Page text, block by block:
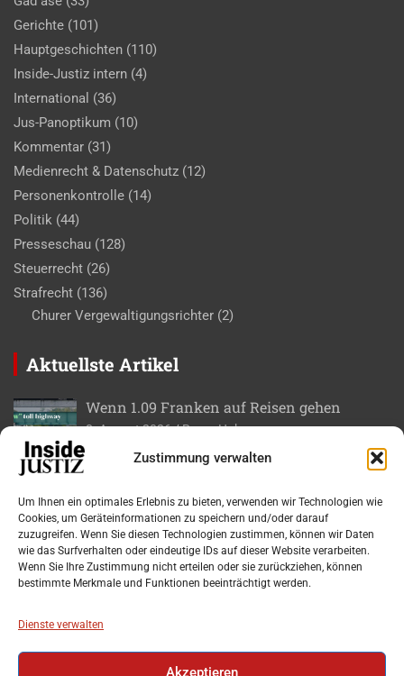
Zustimmung verwalten
Um Ihnen ein optimales Erlebnis zu bieten, verwenden wir Technologien wie
Cookies, um Geräteinformationen zu speichern und/oder darauf
zuzugreifen. Wenn Sie diesen Technologien zustimmen, können wir Daten
wie das Surfverhalten oder eindeutige IDs auf dieser Website verarbeiten.
Wenn Sie Ihre Zustimmung nicht erteilen oder sie zurückziehen, können
bestimmte Merkmale und Funktionen beeinträchtigt werden.
Dienste verwalten
Akzeptieren
Gerichte (101)
Hauptgeschichten (110)
Inside-Justiz intern (4)
International (36)
Jus-Panoptikum (10)
Kommentar (31)
Medienrecht & Datenschutz (12)
Personenkontrolle (14)
Politik (44)
Presseschau (128)
Steuerrecht (26)
Strafrecht (136)
Churer Vergewaltigungsrichter (2)
Aktuellste Artikel
Wenn 1.09 Franken auf Reisen gehen
8. August 2026 Roger Huber
Bern
7. August 2026 Roger Huber
Bundesgericht stoppt eine unzulässige
doppelte Steuersicherung
Wieviel Sauhäfeli-Saudeggeli herrscht im
Bezirk Horgen?